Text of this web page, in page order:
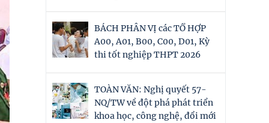
BÁCH PHÂN VỊ các TỔ HỢP
A00, A01, B00, C00, D01, Kỳ
thi tốt nghiệp THPT 2026
TOÀN VĂN: Nghị quyết 57-
NQ/TW về đột phá phát triển
khoa học, công nghệ, đổi mới